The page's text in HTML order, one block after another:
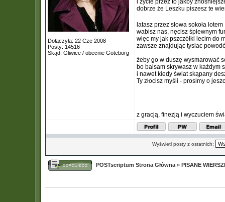
Dołączyła: 22 Cze 2008
Posty: 14516
Skąd: Gliwice / obecnie Göteborg
i życie przez to jakby
dobrze że Leszku piszesz te
latasz przez słowa sokoła lotem
wabisz nas, nęcisz śpiewnym
więc my jak pszczółki lecim do
zawsze znajdując tysiac
żeby go w duszę wysmarować
bo balsam skrywasz w każdym
i nawet kiedy świat skąpany
Ty złocisz myśli - prosimy o
z gracją, finezją i wyczuciem
Wyświetl posty z ostatnich:
POSTscriptum Strona Główna » PISANE